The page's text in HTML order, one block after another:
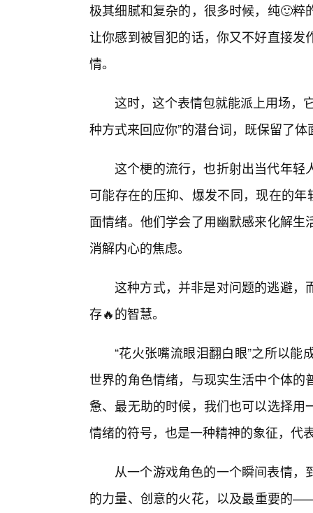
极其细腻和复杂的，很多时候，纯🙂
让你感到被冒犯的话，你又不好直接
情。
这时，这个表情包就能派上用场，
种方式来回应你”的潜台词，既保留了
这个梗的流行，也折射出当代年轻
可能存在的压抑、爆发不同，现在的
面情绪。他们学会了用幽默感来化解
消解内心的焦虑。
这种方式，并非是对问题的逃避，
存🔥的智慧。
“花火张嘴流眼泪翻白眼”之所以
世界的角色情绪，与现实生活中个体
惫、最无助的时候，我们也可以选择
情绪的符号，也是一种精神的象征，代
从一个游戏角色的一个瞬间表情
的力量、创意的火花，以及最重要的